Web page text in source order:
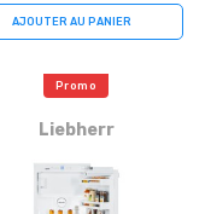
AJOUTER AU PANIER
Promo
Liebherr